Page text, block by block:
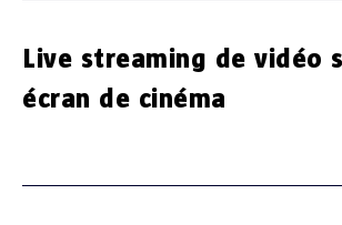
Live streaming de vidéo
écran de cinéma